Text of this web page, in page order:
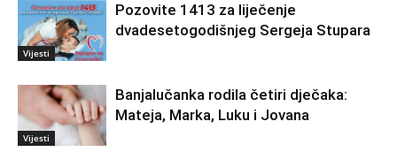
Vijesti
Pozovite 1413 za liječenje
dvadesetogodišnjeg Sergeja Stupara
Vijesti
Banjalučanka rodila četiri dječaka:
Mateja, Marka, Luku i Jovana